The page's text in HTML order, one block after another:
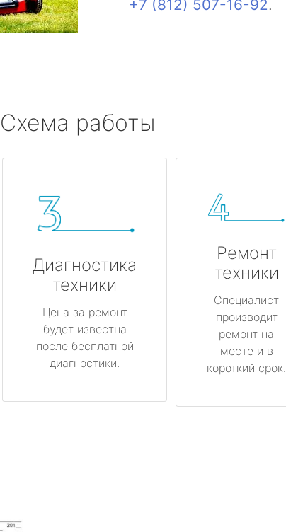
+7 (812) 507-16-92.
Схема работы
Диагностика
техники
Цена за ремонт
будет известна
после бесплатной
диагностики.
Ремонт
техники
Специалист
производит
ремонт на
месте и в
короткий срок.